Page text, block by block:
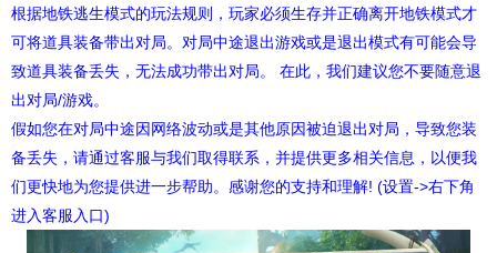
根据地铁逃生模式的玩法规则，玩家必须生存并正确离开地铁模式才
可将道具装备带出对局。对局中途退出游戏或是退出模式有可能会导
致道具装备丢失，无法成功带出对局。 在此，我们建议您不要随意退
出对局/游戏。
假如您在对局中途因网络波动或是其他原因被迫退出对局，导致您装
备丢失，请通过客服与我们取得联系，并提供更多相关信息，以便我
们更快地为您提供进一步帮助。感谢您的支持和理解! (设置->右下角
进入客服入口)